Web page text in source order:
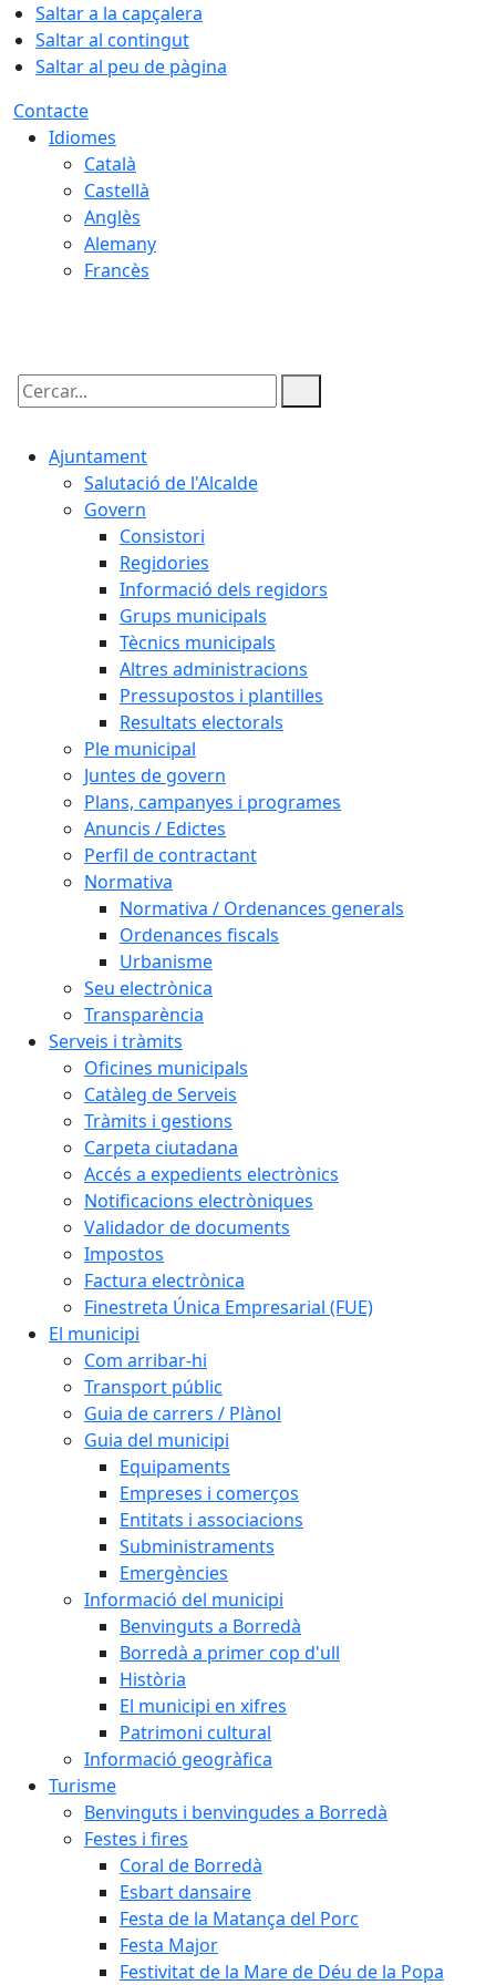
Saltar a la capçalera
Saltar al contingut
Saltar al peu de pàgina
Contacte
Idiomes
Català
Castellà
Anglès
Alemany
Francès
Cercar:
Ajuntament
Salutació de l'Alcalde
Govern
Consistori
Regidories
Informació dels regidors
Grups municipals
Tècnics municipals
Altres administracions
Pressupostos i plantilles
Resultats electorals
Ple municipal
Juntes de govern
Plans, campanyes i programes
Anuncis / Edictes
Perfil de contractant
Normativa
Normativa / Ordenances generals
Ordenances fiscals
Urbanisme
Seu electrònica
Transparència
Serveis i tràmits
Oficines municipals
Catàleg de Serveis
Tràmits i gestions
Carpeta ciutadana
Accés a expedients electrònics
Notificacions electròniques
Validador de documents
Impostos
Factura electrònica
Finestreta Única Empresarial (FUE)
El municipi
Com arribar-hi
Transport públic
Guia de carrers / Plànol
Guia del municipi
Equipaments
Empreses i comerços
Entitats i associacions
Subministraments
Emergències
Informació del municipi
Benvinguts a Borredà
Borredà a primer cop d'ull
Història
El municipi en xifres
Patrimoni cultural
Informació geogràfica
Turisme
Benvinguts i benvingudes a Borredà
Festes i fires
Coral de Borredà
Esbart dansaire
Festa de la Matança del Porc
Festa Major
Festivitat de la Mare de Déu de la Popa